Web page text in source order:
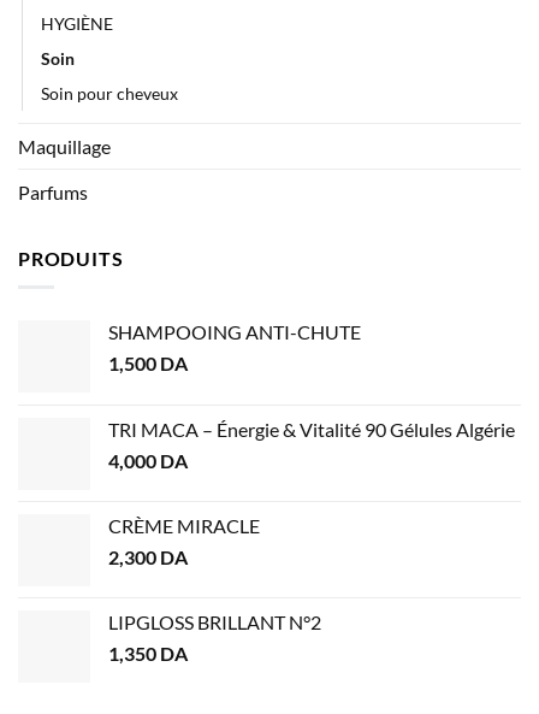
HYGIÈNE
Soin
Soin pour cheveux
Maquillage
Parfums
PRODUITS
SHAMPOOING ANTI-CHUTE
1,500 DA
TRI MACA – Énergie & Vitalité 90 Gélules Algérie
4,000 DA
CRÈME MIRACLE
2,300 DA
LIPGLOSS BRILLANT N°2
1,350 DA